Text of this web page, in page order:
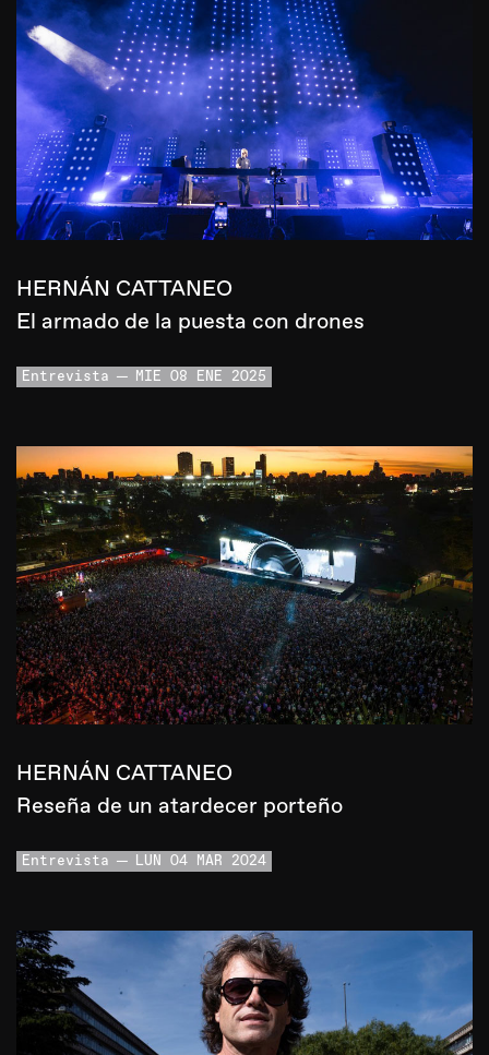
HERNÁN CATTANEO
El armado de la puesta con drones
Entrevista MIE 08 ENE 2025
HERNÁN CATTANEO
Reseña de un atardecer porteño
Entrevista LUN 04 MAR 2024